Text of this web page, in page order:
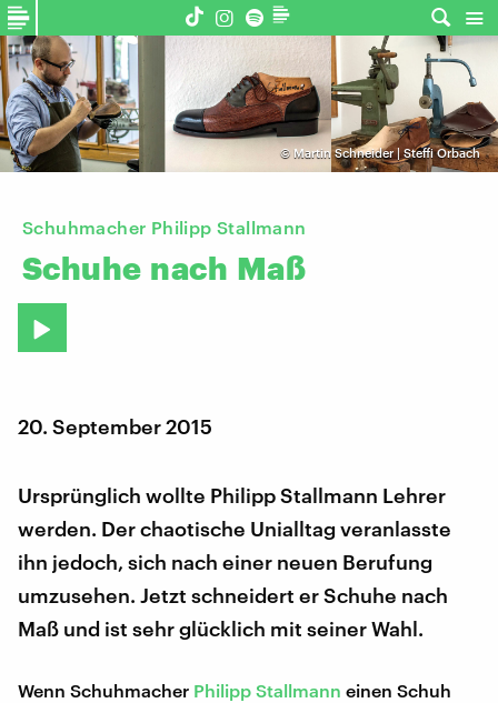
© Martin Schneider | Steffi Orbach
Schuhmacher Philipp Stallmann
Schuhe nach Maß
20. September 2015
Ursprünglich wollte Philipp Stallmann Lehrer
werden. Der chaotische Unialltag veranlasste
ihn jedoch, sich nach einer neuen Berufung
umzusehen. Jetzt schneidert er Schuhe nach
Maß und ist sehr glücklich mit seiner Wahl.
Wenn Schuhmacher Philipp Stallmann einen Schuh